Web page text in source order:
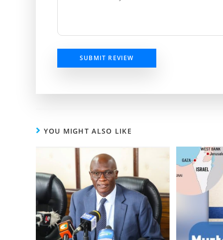
SUBMIT REVIEW
YOU MIGHT ALSO LIKE